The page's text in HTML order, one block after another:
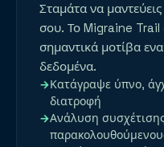
Σταμάτα να μαντεύεις
σου. Το Migraine Trail
σημαντικά μοτίβα
δεδομένα.
Κατάγραψε ύπνο,
διατροφή
Ανάλυση